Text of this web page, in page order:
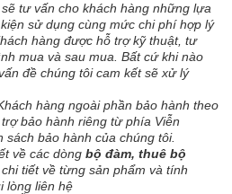
tư vấn cho khách hàng những lựa
sử dụng cùng mức chi phí hợp lý
hàng được hỗ trợ kỹ thuật, tư
mua và sau mua. Bất cứ khi nào
đề chúng tôi cam kết sẽ xử lý
hàng ngoài phần bảo hành theo
bảo hành riêng từ phía Viễn
bảo hành của chúng tôi.
về các dòng bộ đàm, thuê bộ
tiết về từng sản phẩm và tính
lòng liên hệ